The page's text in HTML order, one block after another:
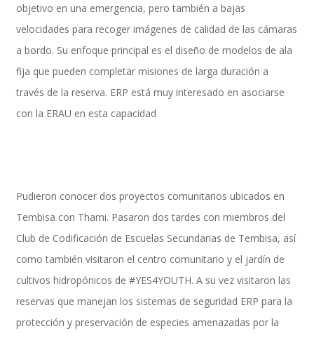
SAP Time and Attendance
SAP Travel OnDemand
SAP Onpremise Servicios y Productos
Gestión de Capital Humano SAP
SAP S/4 HANA Finanzas
objetivo en una emergencia, pero también a bajas
velocidades para recoger imágenes de calidad de las cámaras
a bordo. Su enfoque principal es el diseño de modelos de ala
fija que pueden completar misiones de larga duración a
través de la reserva. ERP está muy interesado en asociarse
con la ERAU en esta capacidad
Pudieron conocer dos proyectos comunitarios ubicados en
Tembisa con Thami. Pasaron dos tardes con miembros del
Club de Codificación de Escuelas Secundarias de Tembisa, así
como también visitaron el centro comunitario y el jardín de
cultivos hidropónicos de #YES4YOUTH. A su vez visitaron las
reservas que manejan los sistemas de seguridad ERP para la
protección y preservación de especies amenazadas por la